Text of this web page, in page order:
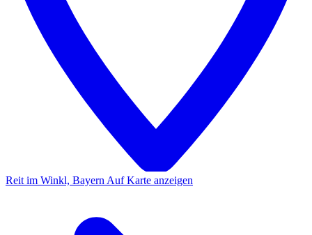
Reit im Winkl, Bayern Auf Karte anzeigen